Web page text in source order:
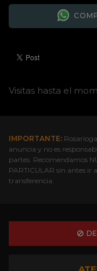
Visitas hasta el
IMPORTANTE:
anuncia y no es
partes. Recomendamos
PARTICULAR sin antes ir
transferencia.